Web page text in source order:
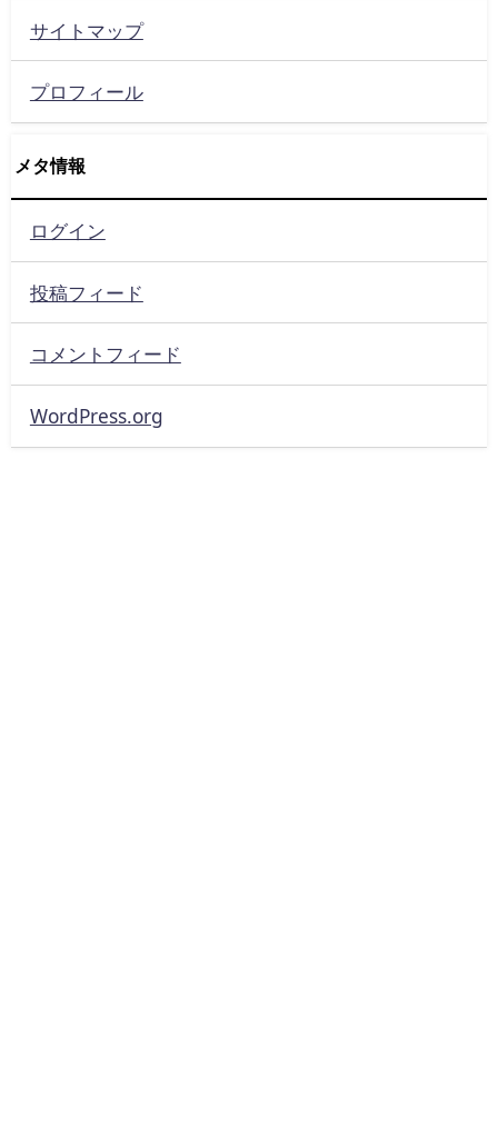
サイトマップ
プロフィール
メタ情報
ログイン
投稿フィード
コメントフィード
WordPress.org